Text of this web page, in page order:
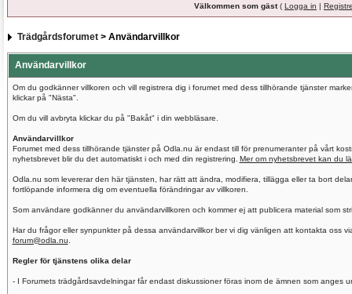
Välkommen som gäst( Logga in |
Trädgårdsforumet> Användarvillkor
Användarvillkor
Om du godkänner villkoren och vill registrera dig i forumet med dess tillhörande tjänster
klickar på "Nästa".
Om du vill avbryta klickar du på "Bakåt" i din webbläsare.
Användarvillkor
Forumet med dess tillhörande tjänster på Odla.nu är endast till för prenumeranter på vårt
nyhetsbrevet blir du det automatiskt i och med din registrering. Mer om nyhetsbrevet kan du
Odla.nu som levererar den här tjänsten, har rätt att ändra, modifiera, tillägga eller ta bort
fortlöpande informera dig om eventuella förändringar av villkoren.
Som användare godkänner du användarvillkoren och kommer ej att publicera material som
Har du frågor eller synpunkter på dessa användarvillkor ber vi dig vänligen att kontakta oss
forum@odla.nu
Regler för tjänstens olika delar
- I Forumets trädgårdsavdelningar får endast diskussioner föras inom de ämnen som anges